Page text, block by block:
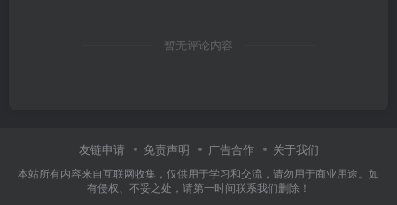
暂无评论内容
友链申请 免责声明 广告合作 关于我们
本站所有内容来自互联网收集，仅供用于学习和交流，请勿用于商业用途。如
有侵权、不妥之处，请第一时间联系我们删除！